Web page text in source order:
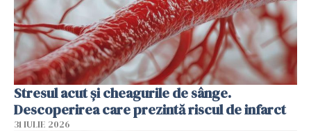
Stresul acut și cheagurile de sânge.
Descoperirea care prezintă riscul de infarct
31 IULIE 2026